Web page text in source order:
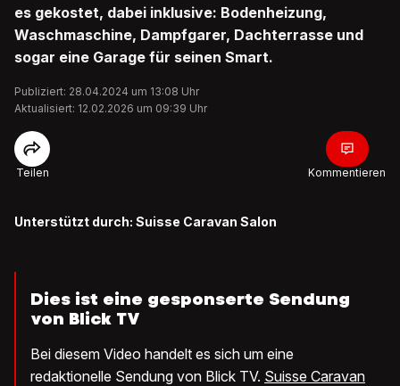
es gekostet, dabei inklusive: Bodenheizung,
Waschmaschine, Dampfgarer, Dachterrasse und
sogar eine Garage für seinen Smart.
Publiziert: 28.04.2024 um 13:08 Uhr
Aktualisiert: 12.02.2026 um 09:39 Uhr
Teilen Kommentieren
Unterstützt durch: Suisse Caravan Salon
Dies ist eine gesponserte Sendung
von Blick TV
Bei diesem Video handelt es sich um eine
redaktionelle Sendung von Blick TV. Suisse Caravan